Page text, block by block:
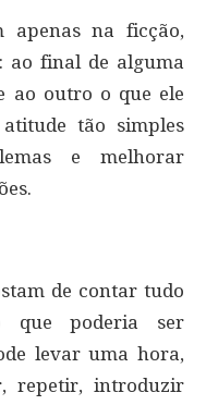
apenas na ficção,
ao final de alguma
ao outro o que ele
atitude tão simples
e melhorar
de contar tudo
que poderia ser
levar uma hora,
repetir, introduzir